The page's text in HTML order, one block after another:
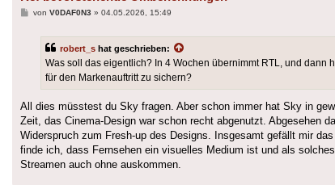
Beitrag
von V0DAF0N3 » 04.05.2026, 15:49
robert_s hat geschrieben:
Was soll das eigentlich? In 4 Wochen übernimmt RTL, und dann
für den Markenauftritt zu sichern?
All dies müsstest du Sky fragen. Aber schon immer hat Sky in
Zeit, das Cinema-Design war schon recht abgenutzt. Abgesehen
Widerspruch zum Fresh-up des Designs. Insgesamt gefällt mir
finde ich, dass Fernsehen ein visuelles Medium ist und als
Streamen auch ohne auskommen.